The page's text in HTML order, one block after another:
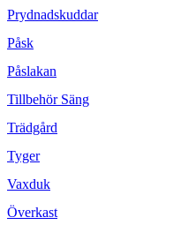
Prydnadskuddar
Påsk
Påslakan
Tillbehör Säng
Trädgård
Tyger
Vaxduk
Överkast